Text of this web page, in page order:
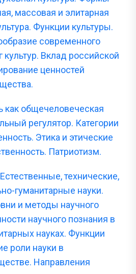
массовая и элитарная
Функции культуры.
современного
Вклад российской
ценностей
как общечеловеческая
регулятор. Категории
Этика и этические
Патриотизм.
технические,
гуманитарные науки.
и методы научного
научного познания в
науках. Функции
роли науки в
Направления